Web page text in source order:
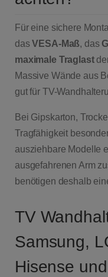
Für eine sichere
dasVESA-Maß, das
maximale Traglast
Massive Wände aus
gut für TV-
Bei Gipskarton,
Tragfähigkeit
ausziehbare Modelle
ausgefahrenen Arm
benötigen deshalb
TV
Samsung,
Hisense